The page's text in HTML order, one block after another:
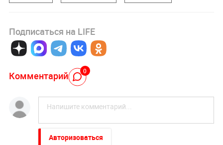
Подписаться на LIFE
Комментарий 0
Авторизоваться